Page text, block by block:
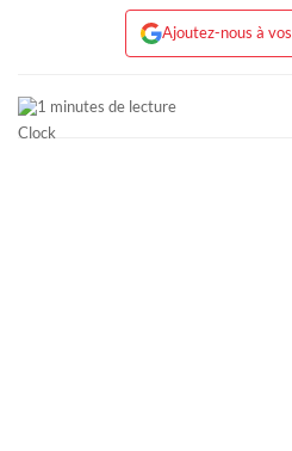
Ajoutez-nous à
1 minutes de lecture